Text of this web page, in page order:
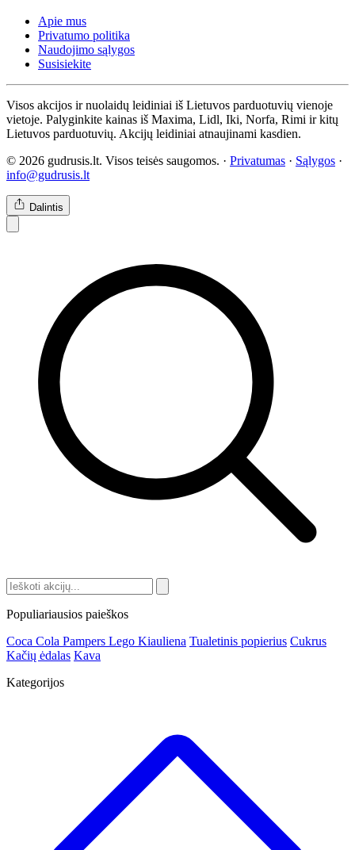
Apie mus
Privatumo politika
Naudojimo sąlygos
Susisiekite
Visos akcijos ir nuolaidų leidiniai iš Lietuvos parduotuvių vienoje
vietoje. Palyginkite kainas iš Maxima, Lidl, Iki, Norfa, Rimi ir kitų
Lietuvos parduotuvių. Akcijų leidiniai atnaujinami kasdien.
© 2026 gudrusis.lt. Visos teisės saugomos. · Privatumas · Sąlygos ·
info@gudrusis.lt
Dalintis
Populiariausios paieškos
Coca Cola Pampers Lego Kiauliena Tualetinis popierius Cukrus
Kačių ėdalas Kava
Kategorijos